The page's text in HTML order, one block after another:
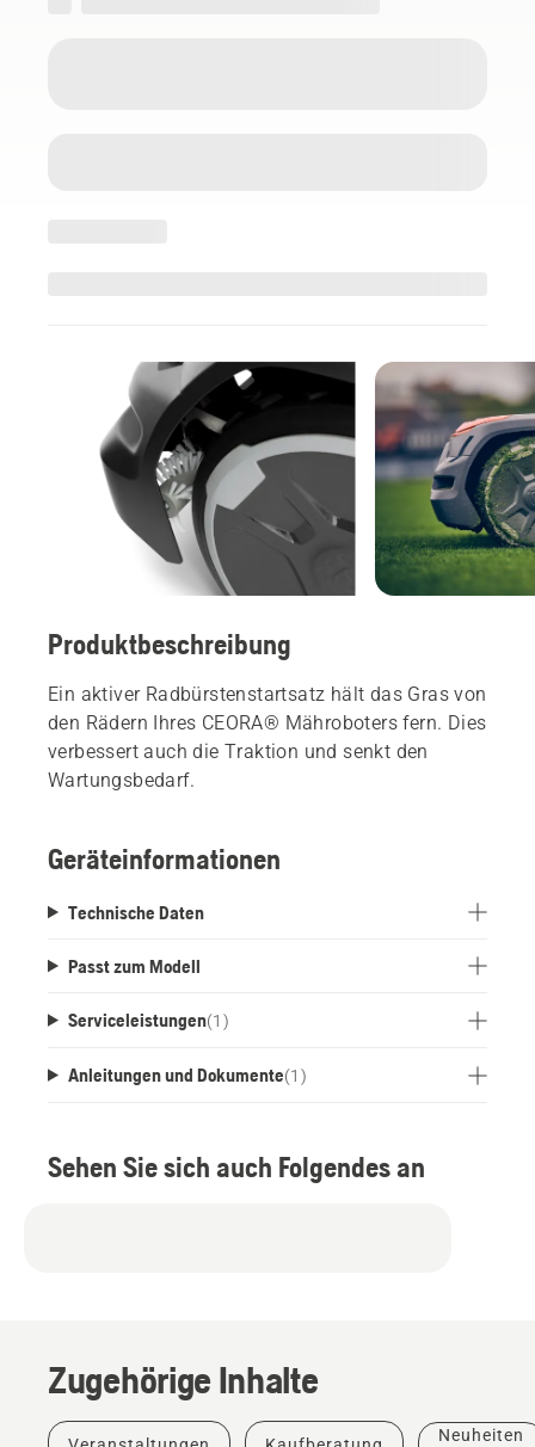
Produktbeschreibung
Ein aktiver Radbürstenstartsatz hält das Gras von
den Rädern Ihres CEORA® Mähroboters fern. Dies
verbessert auch die Traktion und senkt den
Wartungsbedarf.
Geräteinformationen
Technische Daten
Passt zum Modell
Serviceleistungen(1 )
Anleitungen und Dokumente(1 )
Sehen Sie sich auch Folgendes an
Zugehörige Inhalte
Neuheiten